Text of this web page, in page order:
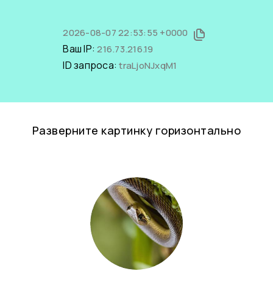
2026-08-07 22:53:55 +0000
Ваш IP:216.73.216.19
ID запроса:traLjoNJxqM1
Разверните картинку горизонтально